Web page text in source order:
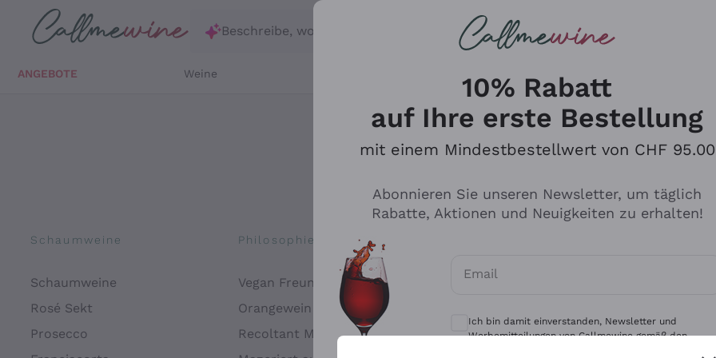
Zum Hauptinhalt springen
Beschreibe, wonach du suchst
ANGEBOTE Weine
Schaumweine
Schaumweine
Rosé Sekt
Prosecco
Philosophien
Vegan Freundlich
Orangewein
Recoltant Manipulant
Antinori
Ca' del Bosco
Gavi
10% Rabatt
auf Ihre erste Bestellung
mit einem Mindestbestellwert von CHF 95.00
Abonnieren Sie unseren Newsletter, um täglich
Rabatte, Aktionen und Neuigkeiten zu erhalten!
Email
Optionale Einwilligungen zum Erhalt von
Ich bin damit einverstanden, Newsletter und
Werbemitteilungen von Callmewine gemäß den -